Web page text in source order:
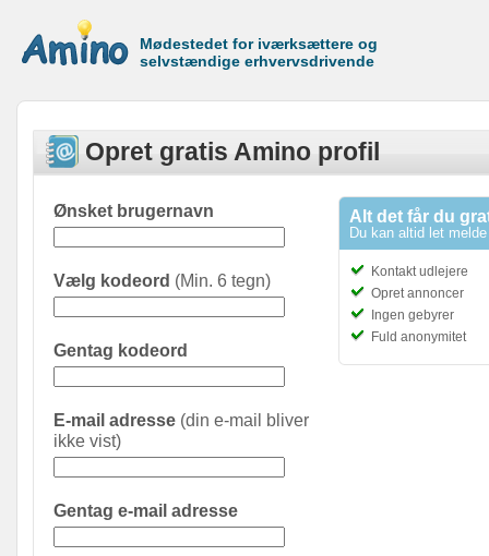
Mødestedet for iværksættere og
selvstændige erhvervsdrivende
Opret gratis Amino profil
Alt det får du
Du kan altid let
Kontakt udlejere
Opret annoncer
Ingen gebyrer
Fuld anonymitet
Ønsket brugernavn
Vælg kodeord (Min. 6 tegn)
Gentag kodeord
E-mail adresse (din e-mail bliver
ikke vist)
Gentag e-mail adresse